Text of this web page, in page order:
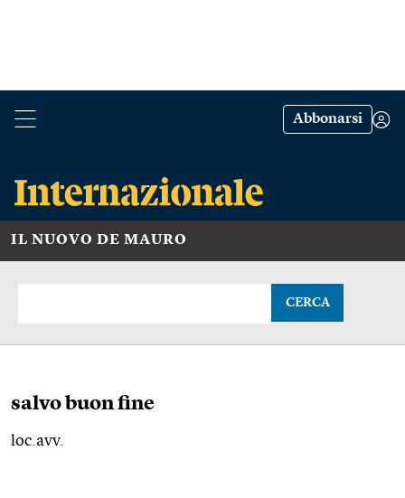
Abbonarsi
IL NUOVO DE MAURO
CERCA
salvo buon fine
loc.avv.